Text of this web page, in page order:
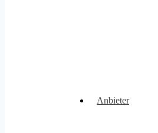
Anbieter